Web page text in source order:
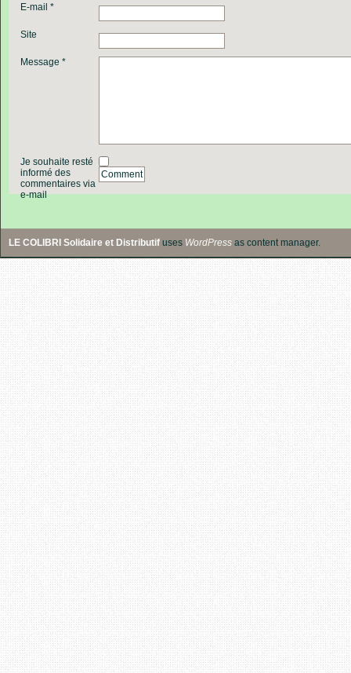
E-mail *
Site
Message *
Je souhaite resté
informé des
commentaires via
e-mail
Comment
LE COLIBRI Solidaire et Distributif uses WordPress as content manager.